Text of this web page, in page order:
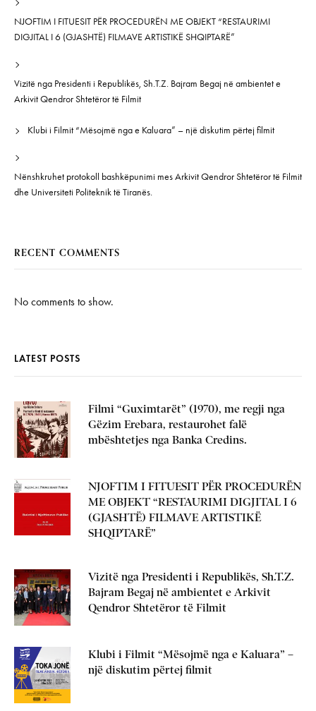
NJOFTIM I FITUESIT PËR PROCEDURËN ME OBJEKT “RESTAURIMI
DIGJITAL I 6 (GJASHTË) FILMAVE ARTISTIKË SHQIPTARË”
Vizitë nga Presidenti i Republikës, Sh.T.Z. Bajram Begaj në ambientet e
Arkivit Qendror Shtetëror të Filmit
Klubi i Filmit “Mësojmë nga e Kaluara” – një diskutim përtej filmit
Nënshkruhet protokoll bashkëpunimi mes Arkivit Qendror Shtetëror të Filmit
dhe Universiteti Politeknik të Tiranës.
RECENT COMMENTS
No comments to show.
LATEST POSTS
Filmi “Guximtarët” (1970), me regji nga
Gëzim Erebara, restaurohet falë
mbështetjes nga Banka Credins.
NJOFTIM I FITUESIT PËR PROCEDURËN
ME OBJEKT “RESTAURIMI DIGJITAL I 6
(GJASHTË) FILMAVE ARTISTIKË
SHQIPTARË”
Vizitë nga Presidenti i Republikës, Sh.T.Z.
Bajram Begaj në ambientet e Arkivit
Qendror Shtetëror të Filmit
Klubi i Filmit “Mësojmë nga e Kaluara” –
një diskutim përtej filmit